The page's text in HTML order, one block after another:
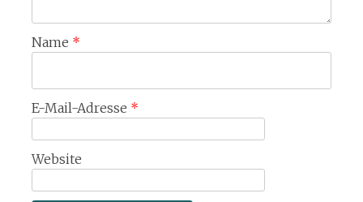
Name *
E-Mail-Adresse *
Website